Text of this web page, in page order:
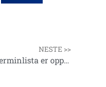
NESTE >>
Terminlista er oppdatert med Skjærgårdfestivalen 2015